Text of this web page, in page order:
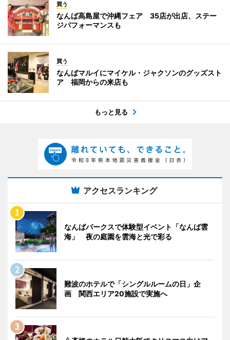
買う
なんば高島屋で沖縄フェア 35店が出店、ステー
ジパフォーマンスも
買う
なんばマルイにマイケル・ジャクソンのグッズスト
ア 福岡からの来店も
もっと見る
アクセスランキング
なんばパークスで体験型イベント「なんば雲
海」 夜の庭園を雲海と光で彩る
難波のホテルで「シングルルームの日」企
画 関西エリア20施設で実施へ